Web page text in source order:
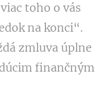
toho o vás
na konci“.
zmluva úplne
finančným